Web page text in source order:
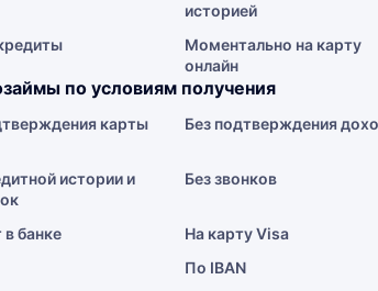
историей
Моментально на карту
онлайн
по условиям получения
карты Без подтверждения
истории и
Без звонков
в банке На карту Visa
По IBAN